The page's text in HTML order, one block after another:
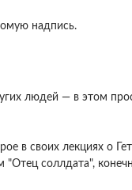
надпись.
людей — в этом
в своих лекциях о
соллдата",